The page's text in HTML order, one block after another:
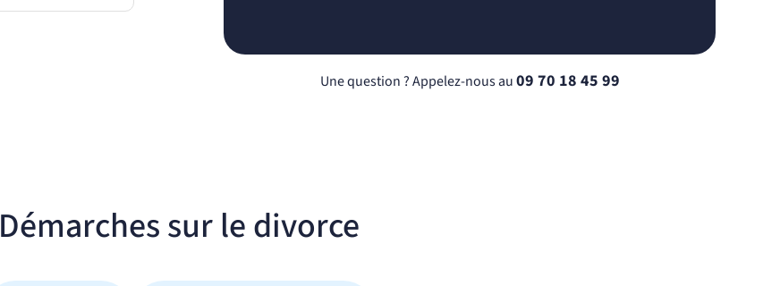
Une question ? Appelez-nous au09 70 18 45 99
Démarches sur le divorce